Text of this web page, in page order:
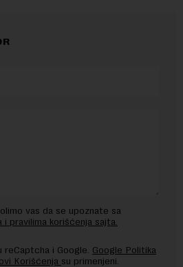
vas da se upoznate sa
i pravilima korišćenja sajta.
i Google. Google Politika
Korišćenja su primenjeni.